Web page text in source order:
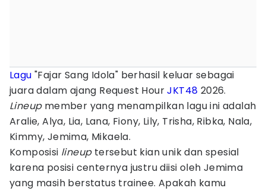
Lagu "Fajar Sang Idola" berhasil keluar sebagai
juara dalam ajang Request HourJKT48 2026.
Lineup member yang menampilkan lagu ini adalah
Aralie, Alya, Lia, Lana, Fiony, Lily, Trisha, Ribka, Nala,
Kimmy, Jemima, Mikaela.
Komposisi lineup tersebut kian unik dan spesial
karena posisi centernya justru diisi oleh Jemima
yang masih berstatus trainee. Apakah kamu